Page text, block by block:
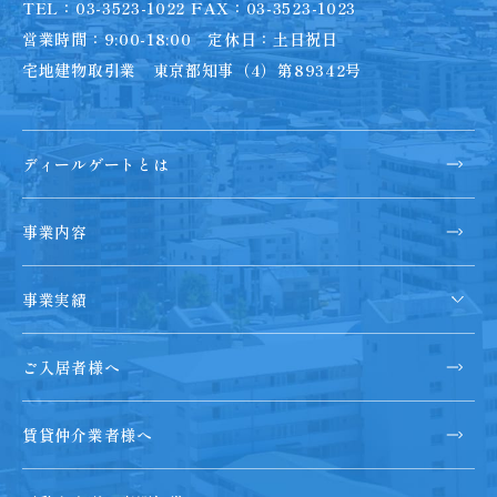
TEL：03-3523-1022 FAX：03-3523-1023
営業時間：9:00-18:00 定休日：土日祝日
宅地建物取引業 東京都知事（4）第89342号
ディールゲートとは
事業内容
事業実績
ご入居者様へ
賃貸仲介業者様へ